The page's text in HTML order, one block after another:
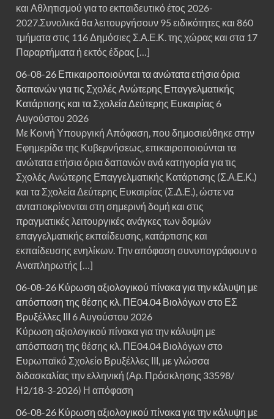
και Αθλητισμού για το εκπαιδευτικό έτος 2026-
2027.Συνολικά θα λειτουργήσουν 95 ειδικότητες και 860
τμήματα στις 116 Δημόσιες Σ.Α.Ε.Κ. της χώρας και στα 17
Παραρτήματα ή εκτός έδρας […]
06-08-26 Επικαιροποιούνται τα ανώτατα ετήσια όρια
δαπανών για τις Σχολές Ανώτερης Επαγγελματικής
Κατάρτισης και τα Σχολεία Δεύτερης Ευκαιρίας 6
Αυγούστου 2026
Με Κοινή Υπουργική Απόφαση, που δημοσιεύθηκε στην
Εφημερίδα της Κυβερνήσεως, επικαιροποιούνται τα
ανώτατα ετήσια όρια δαπανών ανά κατηγορία για τις
Σχολές Ανώτερης Επαγγελματικής Κατάρτισης (Σ.Α.Ε.Κ.)
και τα Σχολεία Δεύτερης Ευκαιρίας (Σ.Δ.Ε.), ώστε να
ανταποκρίνονται στη σημερινή δομή και στις
πραγματικές λειτουργικές ανάγκες των δομών
επαγγελματικής εκπαίδευσης, κατάρτισης και
εκπαίδευσης ενηλίκων. Την απόφαση συνυπογράφουν ο
Αναπληρωτής […]
06-08-26 Κύρωση αξιολογικού πίνακα για την κάλυψη με
απόσπαση της θέσης κλ. ΠΕ04.04 Βιολόγων στο ΕΣ
Βρυξέλλες ΙΙΙ 6 Αυγούστου 2026
Κύρωση αξιολογικού πίνακα για την κάλυψη με
απόσπαση της θέσης κλ. ΠΕ04.04 Βιολόγων στο
Ευρωπαϊκό Σχολείο Βρυξέλλες ΙΙΙ, με γλώσσα
διδασκαλίας την ελληνική (Αρ. Πρόσκλησης 33598/
Η2/18-3-2026) Η απόφαση
06-08-26 Κύρωση αξιολογικού πίνακα για την κάλυψη με